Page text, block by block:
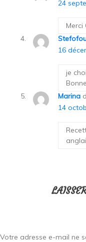
24
Merci
16
je
Marina
14
Votre adresse e-mail ne